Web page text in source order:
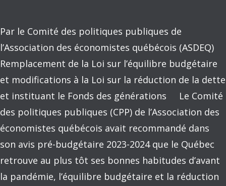
Par le Comité des politiques publiques de
l’Association des économistes québécois (ASDEQ)
Remplacement de la Loi sur l’équilibre budgétaire
et modifications à la Loi sur la réduction de la dette
et instituant le Fonds des générations Le Comité
des politiques publiques (CPP) de l’Association des
économistes québécois avait recommandé dans
son avis pré-budgétaire 2023-2024 que le Québec
retrouve au plus tôt ses bonnes habitudes d’avant
la pandémie, l’équilibre budgétaire et la réduction